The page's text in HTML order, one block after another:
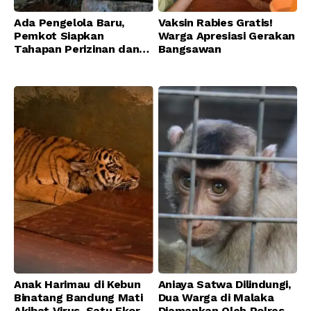
Ada Pengelola Baru,
Pemkot Siapkan
Tahapan Perizinan dan
Vaksin Rabies Gratis!
Warga Apresiasi Gerakan
Bangsawan
Anak Harimau di Kebun
Binatang Bandung Mati
Aniaya Satwa Dilindungi,
Dua Warga di Malaka